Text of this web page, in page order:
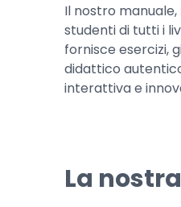
Il nostro manuale,
studenti di tutti i
fornisce esercizi,
didattico
interattiva e
La